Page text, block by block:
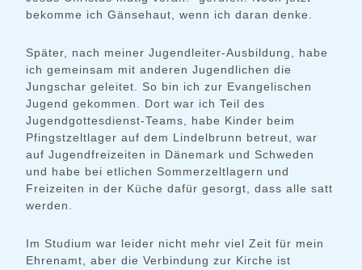
bekomme ich Gänsehaut, wenn ich daran denke.
Später, nach meiner Jugendleiter-Ausbildung, habe
ich gemeinsam mit anderen Jugendlichen die
Jungschar geleitet. So bin ich zur Evangelischen
Jugend gekommen. Dort war ich Teil des
Jugendgottesdienst-Teams, habe Kinder beim
Pfingstzeltlager auf dem Lindelbrunn betreut, war
auf Jugendfreizeiten in Dänemark und Schweden
und habe bei etlichen Sommerzeltlagern und
Freizeiten in der Küche dafür gesorgt, dass alle satt
werden.
Im Studium war leider nicht mehr viel Zeit für mein
Ehrenamt, aber die Verbindung zur Kirche ist